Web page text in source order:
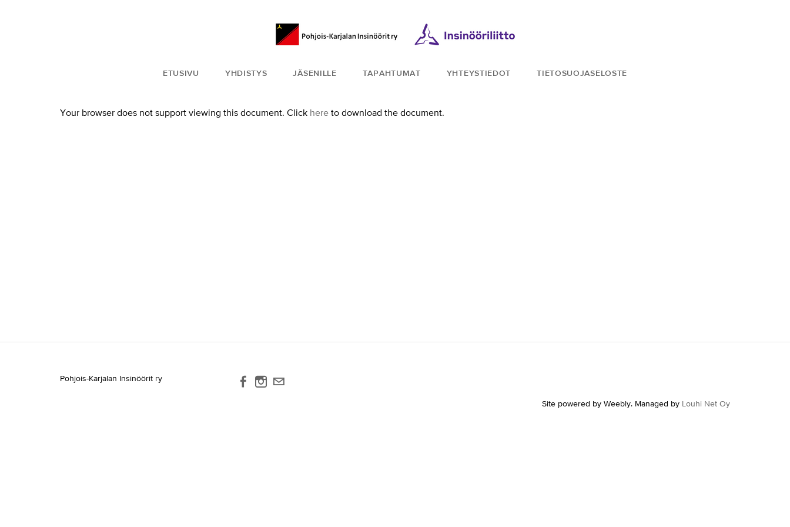
ETUSIVU YHDISTYS JÄSENILLE TAPAHTUMAT YHTEYSTIEDOT TIETOSUOJASELOSTE
Your browser does not support viewing this document. Click here to download the document.
Pohjois-Karjalan Insinöörit ry
Site powered by Weebly. Managed by Louhi Net Oy